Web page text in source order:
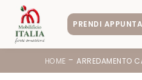
PRENDI
HOME -ARREDAMENTO